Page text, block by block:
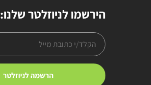
הירשמו לניוזלטר שלנו: